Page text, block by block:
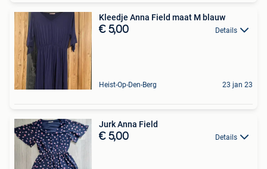
Kleedje Anna Field maat M blauw
€ 5,00 Details
Heist-Op-Den-Berg 23 jan 23
Jurk Anna Field
€ 5,00 Details